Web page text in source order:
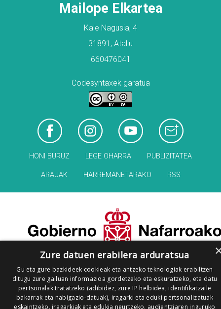
Mailope Elkartea
Kale Nagusia, 4
31891, Atallu
660476041
Codesyntaxek garatua
HONI BURUZ LEGE OHARRA PUBLIZITATEA
ARAUAK HARREMANETARAKO RSS
Zure datuen erabilera arduratsua
Gu eta gure bazkideek cookieak eta antzeko teknologiak erabiltzen
ditugu zure gailuan informazioa gordetzeko eta eskuratzeko, eta datu
pertsonalak tratatzeko (adibidez, zure IP helbidea, identifikatzaile
bakarrak eta nabigazio-datuak), iragarki eta eduki pertsonalizatuak
eskaintzeko, iragarkiak eta edukia neurtzeko, audientziaren inguruko